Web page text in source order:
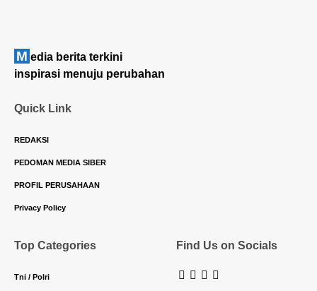
M edia berita terkini
inspirasi menuju perubahan
Quick Link
REDAKSI
PEDOMAN MEDIA SIBER
PROFIL PERUSAHAAN
Privacy Policy
Top Categories
Tni / Polri
Find Us on Socials